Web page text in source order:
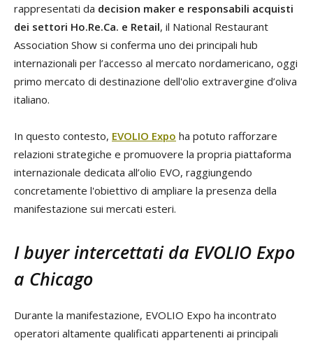
rappresentati da decision maker e responsabili acquisti
dei settori Ho.Re.Ca. e Retail, il National Restaurant
Association Show si conferma uno dei principali hub
internazionali per l’accesso al mercato nordamericano, oggi
primo mercato di destinazione dell'olio extravergine d’oliva
italiano.
In questo contesto, EVOLIO Expo ha potuto rafforzare
relazioni strategiche e promuovere la propria piattaforma
internazionale dedicata all’olio EVO, raggiungendo
concretamente l'obiettivo di ampliare la presenza della
manifestazione sui mercati esteri.
I buyer intercettati da EVOLIO Expo
a Chicago
Durante la manifestazione, EVOLIO Expo ha incontrato
operatori altamente qualificati appartenenti ai principali